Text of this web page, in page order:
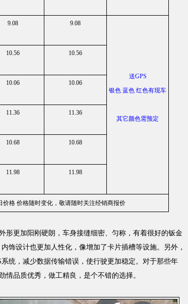
9.08 9.08
送GPS
银色 蓝色 红色有现车
其它颜色需预定
10.56 10.56
10.06 10.06
11.36 11.36
10.68 10.68
11.98 11.98
价格 价格随时变化， 敬请随时关注经销商报价
更加阳刚硬朗，车身接缝细密、匀称，有着很好的钣金
饰设计也更加人性化，像增加了卡片插槽等设施。另外，
统，减少数据传输错误，使行驶更加稳定。对于那些年
情品质优秀，做工精良，是个不错的选择。